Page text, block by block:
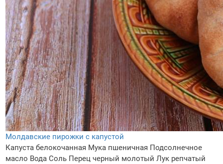
Молдавские пирожки с капустой
Капуста белокочанная Мука пшеничная Подсолнечное
масло Вода Соль Перец черный молотый Лук репчатый